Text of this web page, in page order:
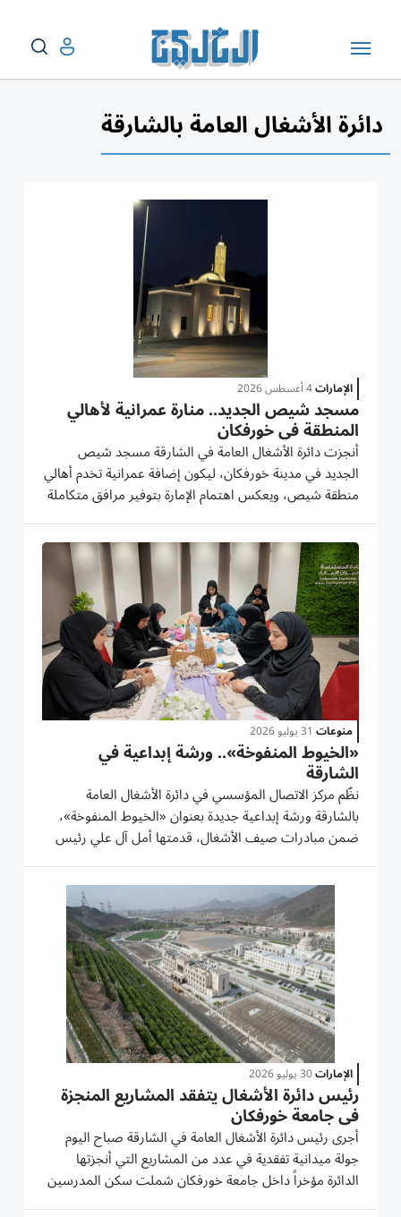
دائرة الأشغال العامة بالشارقة
الإمارات4 أغسطس 2026
مسجد شيص الجديد.. منارة عمرانية لأهالي
المنطقة في خورفكان
أنجزت دائرة الأشغال العامة في الشارقة مسجد شيص
الجديد في مدينة خورفكان، ليكون إضافة عمرانية تخدم أهالي
منطقة شيص، ويعكس اهتمام الإمارة بتوفير مرافق متكاملة
تراعي الطابع التراثي والاحتياجات المجتمعية. ويأتي المسجد
بسعة 100 مصلّ، بواقع 75 للرجال و25 للنساء، وبطابق
أرضي واحد...
منوعات 31 يوليو 2026
«الخيوط المنفوخة».. ورشة إبداعية في
الشارقة
نظّم مركز الاتصال المؤسسي في دائرة الأشغال العامة
بالشارقة ورشة إبداعية جديدة بعنوان «الخيوط المنفوخة»،
ضمن مبادرات صيف الأشغال، قدمتها أمل آل علي رئيس
قسم العلاقات العامة بالدائرة، وهي تجربة فنية مبتكرة تهدف
إلى تعريف المشاركين بفن التشكيل باستخدام الخيوط
المنتفخة عبر...
الإمارات30 يوليو 2026
رئيس دائرة الأشغال يتفقد المشاريع المنجزة
في جامعة خورفكان
أجرى رئيس دائرة الأشغال العامة في الشارقة صباح اليوم
جولة ميدانية تفقدية في عدد من المشاريع التي أنجزتها
الدائرة مؤخراً داخل جامعة خورفكان شملت سكن المدرسين
وسكن الطلاب والطالبات ومنطقة الملاعب الرياضية، وأعمال